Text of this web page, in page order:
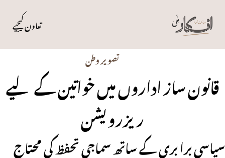
تعاون کیجیے
تصویر وطن
قانون ساز اداروں میں خواتین کے لیے
ریزرویشن
سیاسی برا بری کے ساتھ سماجی تحفظ کی محتاج